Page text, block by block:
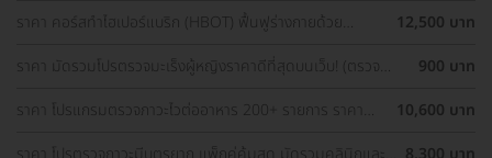
ราคา คอร์สทำไฮเปอร์แบริก (HBOT) ฟื้นฟูร่างกายด้วย
12,500 บาท
ราคา มัดรวมโปรตรวจมะเร็งผู้หญิงราคาดีที่สุดบนเว็บ! (ตรวจ
900 บาท
ราคา โปรแกรมตรวจภาวะไวต่ออาหาร 200+ รายการ ราคา
10,600 บาท